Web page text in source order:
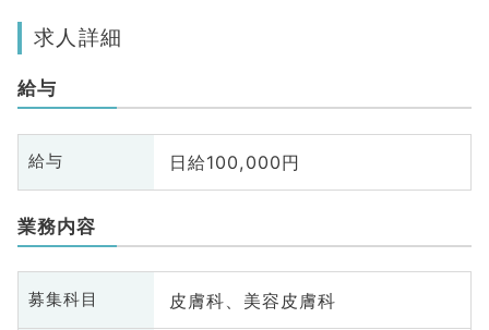
求人詳細
給与
給与 日給100,000円
業務内容
募集科目 皮膚科、美容皮膚科